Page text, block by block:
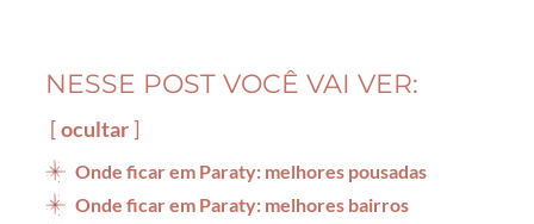
NESSE POST VOCÊ VAI VER:
ocultar
Onde ficar em Paraty: melhores pousadas
Onde ficar em Paraty: melhores bairros